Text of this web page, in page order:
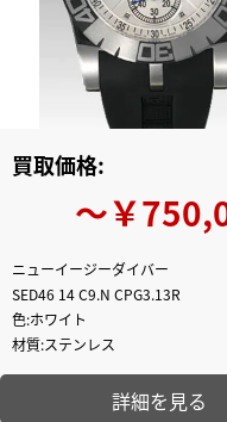
買取価格:
〜￥
ニューイージーダイバー
SED46 14 C9.N CPG3.13R
色:ホワイト
材質:ステンレス
詳細を見る